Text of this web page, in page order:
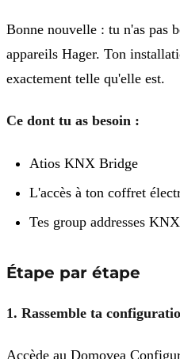
Bonne nouvelle : tu n'as pas
appareils Hager. Ton
exactement telle qu'elle est.
Ce dont tu as besoin :
Atios KNX Bridge
L'accès à ton coffret
Tes group addresses
Étape par étape
1. Rassemble ta
Accède au Domovea